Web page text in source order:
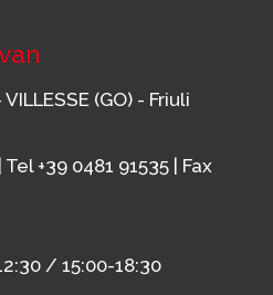
(GO) - Friuli
Tel+39 0481 91535| Fax
/ 15:00-18:30